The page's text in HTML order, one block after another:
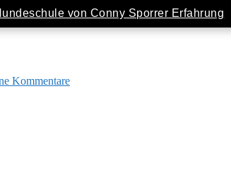
von Conny Sporrer Erfahrung
Kommentare